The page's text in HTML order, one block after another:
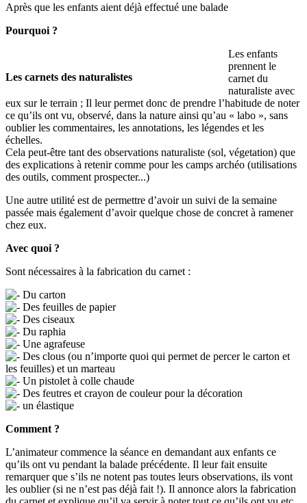
Après que les enfants aient déjà effectué une balade
Pourquoi ?
Les carnets des naturalistes
Les enfants
prennent le
carnet du
naturaliste avec
eux sur le terrain ; Il leur permet donc de prendre l’habitude de noter
ce qu’ils ont vu, observé, dans la nature ainsi qu’au « labo », sans
oublier les commentaires, les annotations, les légendes et les
échelles.
Cela peut-être tant des observations naturaliste (sol, végetation) que
des explications à retenir comme pour les camps archéo (utilisations
des outils, comment prospecter...)
Une autre utilité est de permettre d’avoir un suivi de la semaine
passée mais également d’avoir quelque chose de concret à ramener
chez eux.
Avec quoi ?
Sont nécessaires à la fabrication du carnet :
Du carton
Des feuilles de papier
Des ciseaux
Du raphia
Une agrafeuse
Des clous (ou n’importe quoi qui permet de percer le carton et
les feuilles) et un marteau
Un pistolet à colle chaude
Des feutres et crayon de couleur pour la décoration
un élastique
Comment ?
L’animateur commence la séance en demandant aux enfants ce
qu’ils ont vu pendant la balade précédente. Il leur fait ensuite
remarquer que s’ils ne notent pas toutes leurs observations, ils vont
les oublier (si ne n’est pas déjà fait !). Il annonce alors la fabrication